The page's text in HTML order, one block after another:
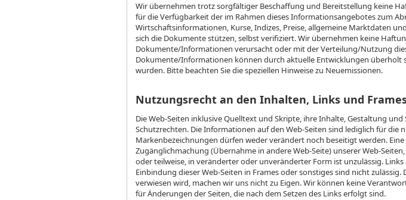
Wir übernehmen trotz sorgfältiger Beschaffung und Bereitstellung keine
für die Verfügbarkeit der im Rahmen dieses Informationsangebotes zum
Wirtschaftsinformationen, Kurse, Indizes, Preise, allgemeine Marktdaten
sich die Dokumente stützen, selbst verifiziert. Wir übernehmen keine
Dokumente/Informationen verursacht oder mit der Verteilung/Nutzung
Dokumente/Informationen können durch aktuelle Entwicklungen
wurden. Bitte beachten Sie die speziellen Hinweise zu Neuemissionen.
Nutzungsrecht an den Inhalten, Links und
Die Web-Seiten inklusive Quelltext und Skripte, ihre Inhalte, Gestaltung
Schutzrechten. Die Informationen auf den Web-Seiten sind lediglich für
Markenbezeichnungen dürfen weder verändert noch beseitigt werden.
Zugänglichmachung (Übernahme in andere Web-Seite) unserer Web-
oder teilweise, in veränderter oder unveränderter Form ist unzulässig.
Einbindung dieser Web-Seiten in Frames oder sonstiges sind nicht
verwiesen wird, machen wir uns nicht zu Eigen. Wir können keine
für Änderungen der Seiten, die nach dem Setzen des Links erfolgt sind.